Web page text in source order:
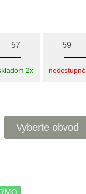
57
2x
59
nedostupné
Vyberte obvod